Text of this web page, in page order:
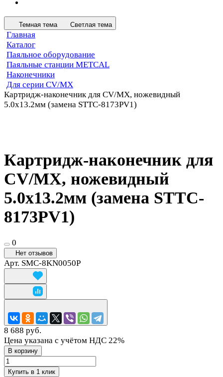
Темная тема Светлая тема
Главная
Каталог
Паяльное оборудование
Паяльные станции METCAL
Наконечники
Для серии CV/MX
Картридж-наконечник для СV/MX, ножевидный
5.0х13.2мм (замена STTC-8173PV1)
Картридж-наконечник для
СV/MX, ножевидный
5.0х13.2мм (замена STTC-
8173PV1)
0
Нет отзывов
Арт. SMC-8KN0050P
8 688 руб.
Цена указана с учётом НДС 22%
В корзину
Купить в 1 клик